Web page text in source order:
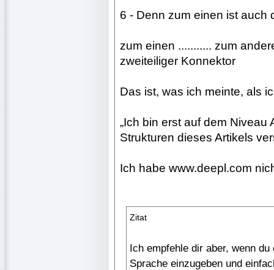
6 - Denn zum einen ist auch
zum einen ........... zum
zweiteiliger Konnektor
Das ist, was ich meinte, als
„Ich bin erst auf dem
Strukturen dieses Artikels
Ich habe www.deepl.com
Zitat
Ich empfehle dir aber, wenn
Sprache einzugeben und